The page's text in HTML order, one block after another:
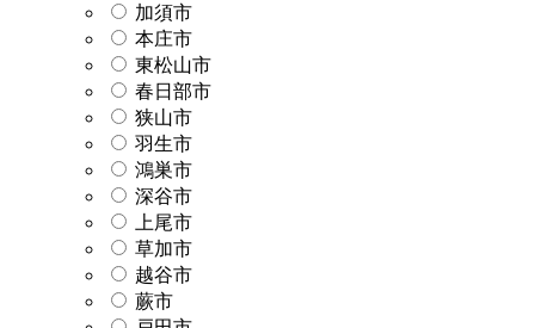
加須市
本庄市
東松山市
春日部市
狭山市
羽生市
鴻巣市
深谷市
上尾市
草加市
越谷市
蕨市